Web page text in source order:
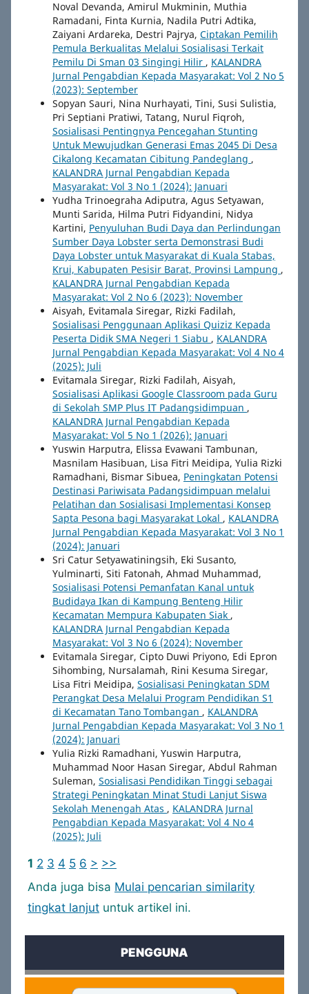
Noval Devanda, Amirul Mukminin, Muthia
Ramadani, Finta Kurnia, Nadila Putri Adtika,
Zaiyani Ardareka, Destri Pajrya, Ciptakan Pemilih
Pemula Berkualitas Melalui Sosialisasi Terkait
Pemilu Di Sman 03 Singingi Hilir , KALANDRA
Jurnal Pengabdian Kepada Masyarakat: Vol 2 No 5
(2023): September
Sopyan Sauri, Nina Nurhayati, Tini, Susi Sulistia,
Pri Septiani Pratiwi, Tatang, Nurul Fiqroh,
Sosialisasi Pentingnya Pencegahan Stunting
Untuk Mewujudkan Generasi Emas 2045 Di Desa
Cikalong Kecamatan Cibitung Pandeglang ,
KALANDRA Jurnal Pengabdian Kepada
Masyarakat: Vol 3 No 1 (2024): Januari
Yudha Trinoegraha Adiputra, Agus Setyawan,
Munti Sarida, Hilma Putri Fidyandini, Nidya
Kartini, Penyuluhan Budi Daya dan Perlindungan
Sumber Daya Lobster serta Demonstrasi Budi
Daya Lobster untuk Masyarakat di Kuala Stabas,
Krui, Kabupaten Pesisir Barat, Provinsi Lampung ,
KALANDRA Jurnal Pengabdian Kepada
Masyarakat: Vol 2 No 6 (2023): November
Aisyah, Evitamala Siregar, Rizki Fadilah,
Sosialisasi Penggunaan Aplikasi Quiziz Kepada
Peserta Didik SMA Negeri 1 Siabu , KALANDRA
Jurnal Pengabdian Kepada Masyarakat: Vol 4 No 4
(2025): Juli
Evitamala Siregar, Rizki Fadilah, Aisyah,
Sosialisasi Aplikasi Google Classroom pada Guru
di Sekolah SMP Plus IT Padangsidimpuan ,
KALANDRA Jurnal Pengabdian Kepada
Masyarakat: Vol 5 No 1 (2026): Januari
Yuswin Harputra, Elissa Evawani Tambunan,
Masnilam Hasibuan, Lisa Fitri Meidipa, Yulia Rizki
Ramadhani, Bismar Sibuea, Peningkatan Potensi
Destinasi Pariwisata Padangsidimpuan melalui
Pelatihan dan Sosialisasi Implementasi Konsep
Sapta Pesona bagi Masyarakat Lokal , KALANDRA
Jurnal Pengabdian Kepada Masyarakat: Vol 3 No 1
(2024): Januari
Sri Catur Setyawatiningsih, Eki Susanto,
Yulminarti, Siti Fatonah, Ahmad Muhammad,
Sosialisasi Potensi Pemanfatan Kanal untuk
Budidaya Ikan di Kampung Benteng Hilir
Kecamatan Mempura Kabupaten Siak ,
KALANDRA Jurnal Pengabdian Kepada
Masyarakat: Vol 3 No 6 (2024): November
Evitamala Siregar, Cipto Duwi Priyono, Edi Epron
Sihombing, Nursalamah, Rini Kesuma Siregar,
Lisa Fitri Meidipa, Sosialisasi Peningkatan SDM
Perangkat Desa Melalui Program Pendidikan S1
di Kecamatan Tano Tombangan , KALANDRA
Jurnal Pengabdian Kepada Masyarakat: Vol 3 No 1
(2024): Januari
Yulia Rizki Ramadhani, Yuswin Harputra,
Muhammad Noor Hasan Siregar, Abdul Rahman
Suleman, Sosialisasi Pendidikan Tinggi sebagai
Strategi Peningkatan Minat Studi Lanjut Siswa
Sekolah Menengah Atas , KALANDRA Jurnal
Pengabdian Kepada Masyarakat: Vol 4 No 4
(2025): Juli
1 2 3 4 5 6 > >>
Anda juga bisa Mulai pencarian similarity
tingkat lanjutuntuk artikel ini.
PENGGUNA